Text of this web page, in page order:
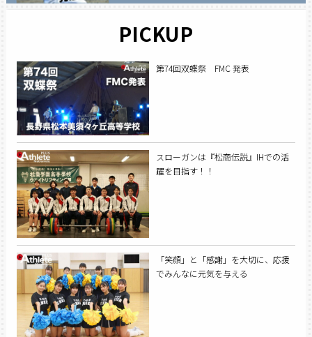
PICKUP
第74回双蝶祭 FMC 発表
スローガンは『松商伝説』IHでの活
躍を目指す！！
「笑顔」と「感謝」を大切に、応援
でみんなに元気を与える